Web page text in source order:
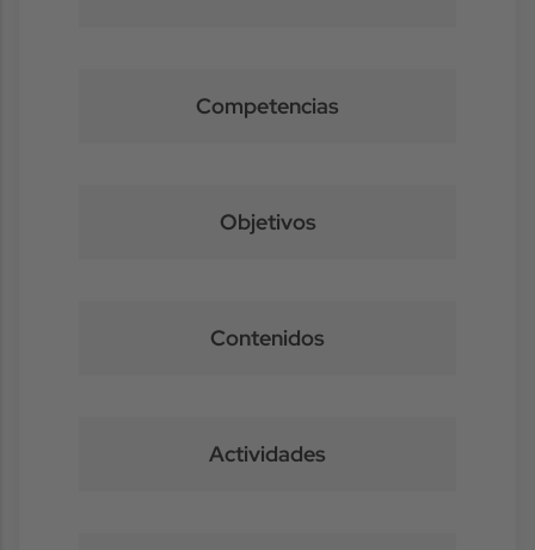
Competencias
Objetivos
Contenidos
Actividades